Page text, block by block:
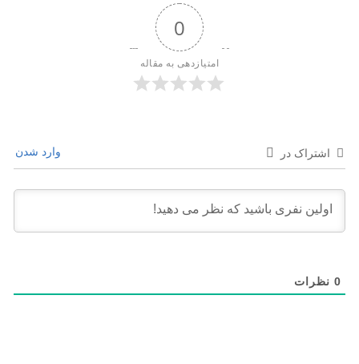
0
امتیازدهی به مقاله
اشتراک در وارد شدن
0 نظرات